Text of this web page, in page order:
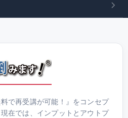
で再受講が可能！』をコンセプ
在では、インプットとアウトプ